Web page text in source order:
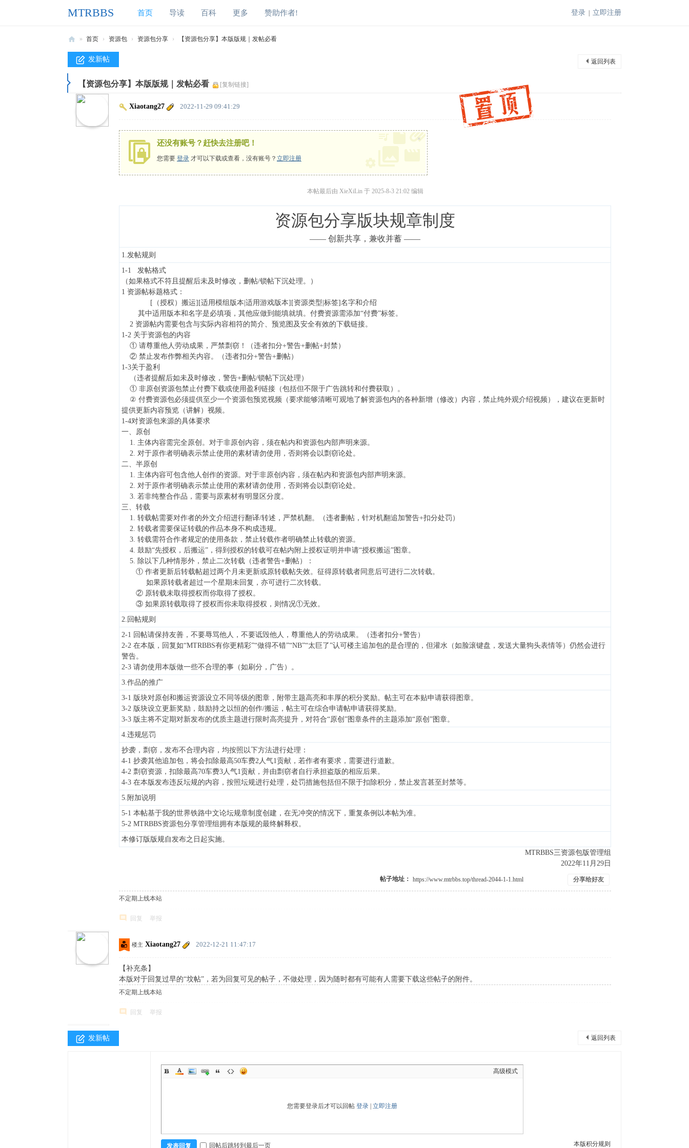
登录 立即注册
MTRBBS 首页 导读 百科 更多 赞助作者!
M
T
R
» 首页 › 资源包 › 资源包分享 › 【资源包分享】本版版规｜发帖必看
返回列表
发新帖
【资源包分享】本版版规｜发帖必看 [复制链接]
Xiaotang27 2022-11-29 09:41:29
还没有账号？赶快去注册吧！
您需要 登录 才可以下载或查看，没有账号？ 立即注册
×
本帖最后由 XieXiLin 于 2025-8-3 21:02 编辑
资源包分享版块规章制度
—— 创新共享，兼收并蓄 ——
1.发帖规则
1-1 发帖格式
（如果格式不符且提醒后未及时修改，删帖/锁帖下沉处理。）
1 资源帖标题格式：
[ （授权）搬运][适用模组版本|适用游戏版本][资源类型|标签]名字和介绍
其中适用版本和名字是必填项，其他应做到能填就填。付费资源需添加“付费”标签。
2 资源帖内需要包含与实际内容相符的简介、预览图及安全有效的下载链接。
1-2 关于资源包的内容
① 请尊重他人劳动成果，严禁剽窃！（违者扣分+警告+删帖+封禁）
② 禁止发布作弊相关内容。（违者扣分+警告+删帖）
1-3关于盈利
（违者提醒后如未及时修改，警告+删帖/锁帖下沉处理）
① 非原创资源包禁止付费下载或使用盈利链接（包括但不限于广告跳转和付费获取）。
② 付费资源包必须提供至少一个资源包预览视频（要求能够清晰可观地了解资源包内的各种新增（修改）内容，禁止纯外观介绍视频），建议在更新时
提供更新内容预览（讲解）视频。
1-4对资源包来源的具体要求
一、原创
1. 主体内容需完全原创。对于非原创内容，须在帖内和资源包内部声明来源。
2. 对于原作者明确表示禁止使用的素材请勿使用，否则将会以剽窃论处。
二、半原创
1. 主体内容可包含他人创作的资源。对于非原创内容，须在帖内和资源包内部声明来源。
2. 对于原作者明确表示禁止使用的素材请勿使用，否则将会以剽窃论处。
3. 若非纯整合作品，需要与原素材有明显区分度。
三、转载
1. 转载帖需要对作者的外文介绍进行翻译/转述，严禁机翻。（违者删帖，针对机翻追加警告+扣分处罚）
2. 转载者需要保证转载的作品本身不构成违规。
3. 转载需符合作者规定的使用条款，禁止转载作者明确禁止转载的资源。
4. 鼓励“先授权，后搬运”，得到授权的转载可在帖内附上授权证明并申请“授权搬运”图章。
5. 除以下几种情形外，禁止二次转载（违者警告+删帖）：
① 作者更新后转载帖超过两个月未更新或原转载帖失效。征得原转载者同意后可进行二次转载。
如果原转载者超过一个星期未回复，亦可进行二次转载。
② 原转载未取得授权而你取得了授权。
③ 如果原转载取得了授权而你未取得授权，则情况①无效。
2.回帖规则
2-1 回帖请保持友善，不要辱骂他人，不要诋毁他人，尊重他人的劳动成果。（违者扣分+警告）
2-2 在本版，回复如“MTRBBS有你更精彩”“做得不错”“NB”“太巨了”认可楼主追加包的是合理的，但灌水（如脸滚键盘，发送大量狗头表情等）仍然会进行
警告。
2-3 请勿使用本版做一些不合理的事（如刷分，广告）。
3.作品的推广
3-1 版块对原创和搬运资源设立不同等级的图章，附带主题高亮和丰厚的积分奖励。帖主可在本贴申请获得图章。
3-2 版块设立更新奖励，鼓励持之以恒的创作/搬运，帖主可在综合申请帖申请获得奖励。
3-3 版主将不定期对新发布的优质主题进行限时高亮提升，对符合“原创”图章条件的主题添加“原创”图章。
4.违规惩罚
抄袭，剽窃，发布不合理内容，均按照以下方法进行处理：
4-1 抄袭其他追加包，将会扣除最高50车费2人气1贡献，若作者有要求，需要进行道歉。
4-2 剽窃资源，扣除最高70车费3人气1贡献，并由剽窃者自行承担盗版的相应后果。
4-3 在本版发布违反坛规的内容，按照坛规进行处理，处罚措施包括但不限于扣除积分，禁止发言甚至封禁等。
5.附加说明
5-1 本帖基于我的世界铁路中文论坛规章制度创建，在无冲突的情况下，重复条例以本帖为准。
5-2 MTRBBS资源包分享管理组拥有本版规的最终解释权。
本修订版版规自发布之日起实施。
MTRBBS三资源包版管理组
2022年11月29日
帖子地址： 分享给好友
不定期上线本站
回复 举报
楼主 Xiaotang27 2022-12-21 11:47:17
【补充条】
本版对于回复过早的“坟帖”，若为回复可见的帖子，不做处理，因为随时都有可能有人需要下载这些帖子的附件。
不定期上线本站
回复 举报
返回列表
发新帖
高级模式
您需要登录后才可以回帖 登录 立即注册
本版积分规则
发表回复 回帖后跳转到最后一页